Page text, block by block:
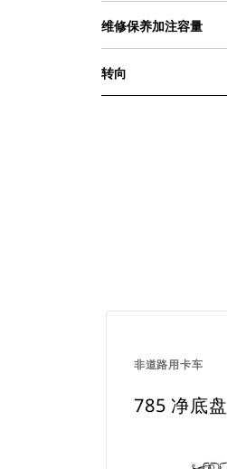
维修保养加注容量
转向
非道路用卡车
785 净底盘